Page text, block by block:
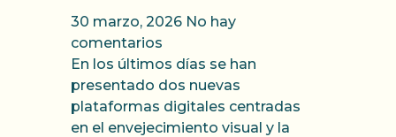
30 marzo, 2026 No hay
comentarios
En los últimos días se han
presentado dos nuevas
plataformas digitales centradas
en el envejecimiento visual y la